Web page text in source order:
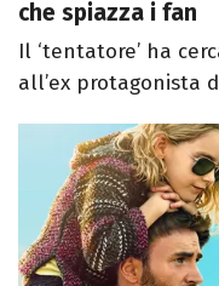
che spiazza i fan
Il ‘tentatore’ ha
all’ex protagonista